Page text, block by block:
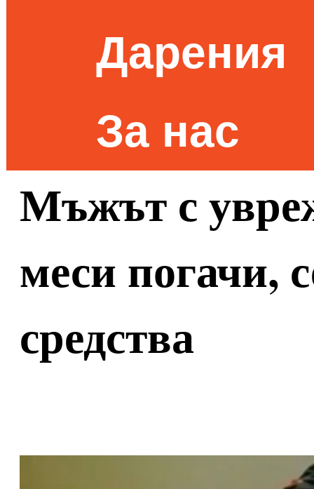
Дарения
За нас
Мъжът с
меси погачи,
средства